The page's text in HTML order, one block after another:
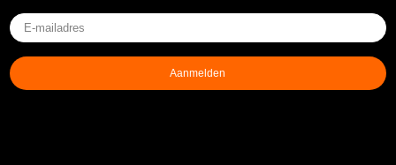
E-
mailadres(Vereist)
Aanmelden